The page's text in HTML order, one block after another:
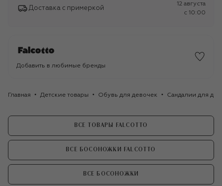
Доставка с примеркой
12 августа
c 10:00
Добавить в любимые бренды
Главная Детские товары Обувь для девочек Сандалии для
ВСЕ ТОВАРЫ FALCOTTO
ВСЕ БОСОНОЖКИ FALCOTTO
ВСЕ БОСОНОЖКИ